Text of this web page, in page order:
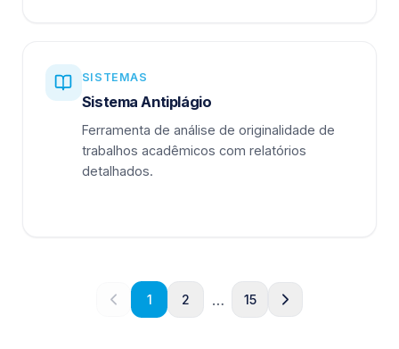
SISTEMAS
Sistema Antiplágio
Ferramenta de análise de originalidade de
trabalhos acadêmicos com relatórios
detalhados.
1 2 … 15